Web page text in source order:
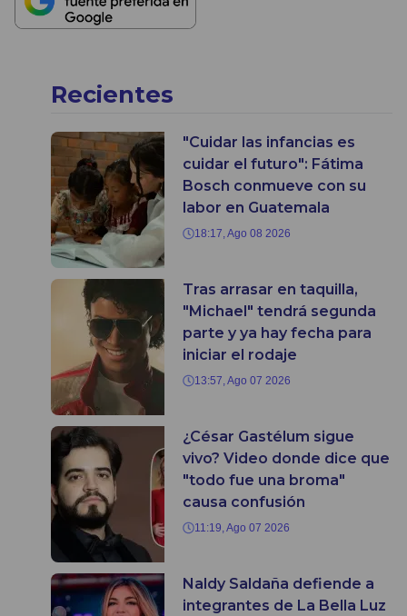
Recientes
"Cuidar las infancias es
cuidar el futuro": Fátima
Bosch conmueve con su
labor en Guatemala
18:17, Ago 08 2026
Tras arrasar en taquilla,
"Michael" tendrá segunda
parte y ya hay fecha para
iniciar el rodaje
13:57, Ago 07 2026
¿César Gastélum sigue
vivo? Video donde dice que
"todo fue una broma"
causa confusión
11:19, Ago 07 2026
Naldy Saldaña defiende a
integrantes de La Bella Luz